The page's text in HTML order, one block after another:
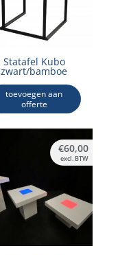
Statafel Kubo
zwart/bamboe
toevoegen aan
offerte
€60,00
excl. BTW